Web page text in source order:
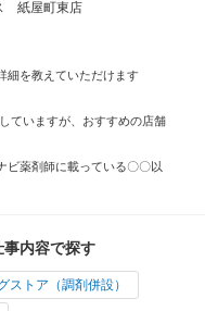
紙屋町東店
細を教えていただけます
ていますが、おすすめの店舗
ビ薬剤師に載っている〇〇以
内容で探す
ストア（調剤併設）